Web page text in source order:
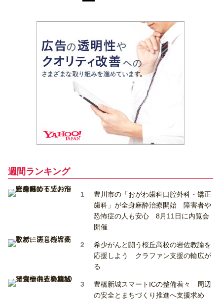
週間ランキング
豊川市の「おがわ歯科口腔外科・矯正
歯科」が全身麻酔治療開始 障害者や
恐怖症の人も安心 8月11日に内覧会
開催
希少がんと闘う桜丘高校の岩佐教諭を
応援しよう クラファン支援の輪広が
る
豊橋新城スマートICの整備着々 周辺
の安全とまちづくり推進へ支援求め